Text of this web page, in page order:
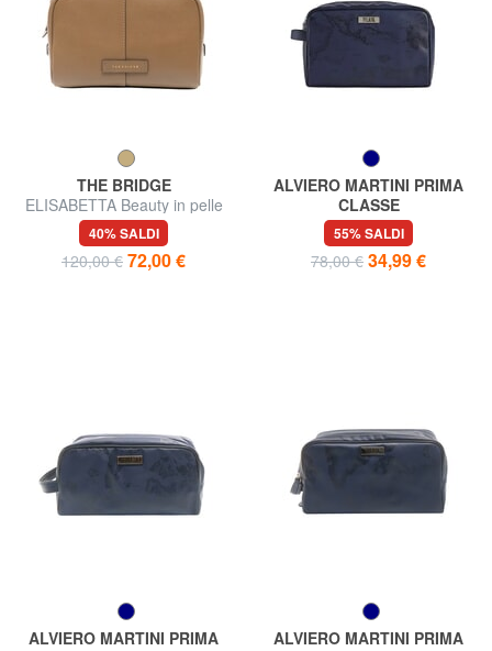
THE BRIDGE
ELISABETTA Beauty in pelle
40% SALDI
120,00 € 72,00 €
ALVIERO MARTINI PRIMA
CLASSE
GEO Beauty case
55% SALDI
78,00 € 34,99 €
ALVIERO MARTINI PRIMA
ALVIERO MARTINI PRIMA